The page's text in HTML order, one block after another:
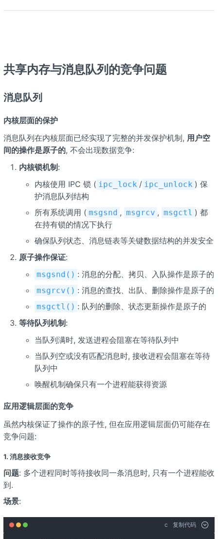
共享内存与消息队列的竞争问题
消息队列
内核层面的保护
消息队列在内核层面已经实现了完整的并发保护机制, 用户空
间的操作是原子的, 不会出现数据竞争:
内核锁机制 :
内核使用 IPC 锁 ( ipc_lock / ipc_unlock ) 保
护消息队列结构
所有系统调用 ( msgsnd , msgrcv , msgctl ) 都
在持有锁的情况下执行
确保队列状态、消息链表等关键数据结构的并发安全
原子操作保证:
msgsnd() : 消息的分配、拷贝、入队操作是原子的
msgrcv() : 消息的查找、出队、删除操作是原子的
msgctl() : 队列的删除、状态更新操作是原子的
等待队列机制 :
当队列满时, 发送进程会阻塞在等待队列中
当队列空或没有匹配消息时, 接收进程会阻塞在等待
队列中
唤醒机制确保只有一个进程能获得资源
应用逻辑层面的竞争
虽然内核保证了操作的原子性, 但在应用逻辑层面仍可能存在
竞争问题:
1. 消息接收竞争
问题: 多个进程同时等待接收同一条消息时, 只有一个进程能收
到.
场景:
c 复制代码